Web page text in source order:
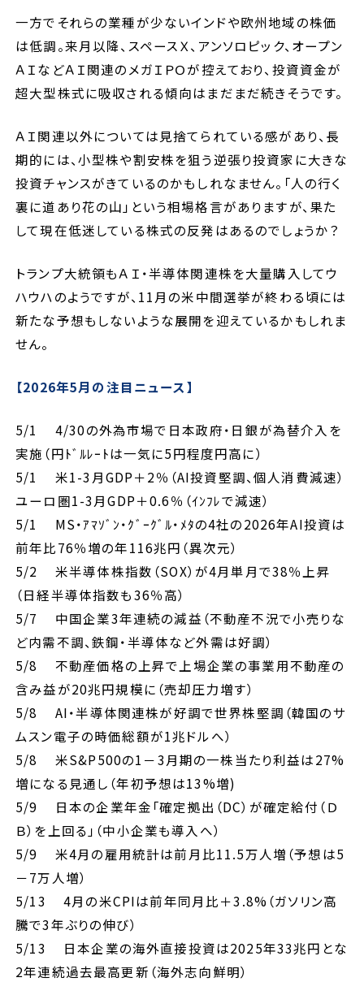
一方でそれらの業種が少ないインドや欧州地域の株価
は低調。来月以降、スペースＸ、アンソロピック、オープン
ＡＩなどＡＩ関連のメガＩＰＯが控えており、投資資金が
超大型株式に吸収される傾向はまだまだ続きそうです。
ＡＩ関連以外については見捨てられている感があり、長
期的には、小型株や割安株を狙う逆張り投資家に大きな
投資チャンスがきているのかもしれなません。「人の行く
裏に道あり花の山」という相場格言がありますが、果た
して現在低迷している株式の反発はあるのでしょうか？
トランプ大統領もＡＩ・半導体関連株を大量購入してウ
ハウハのようですが、11月の米中間選挙が終わる頃には
新たな予想もしないような展開を迎えているかもしれま
せん。
【2026年5月の注目ニュース】
5/1 4/30の外為市場で日本政府・日銀が為替介入を
実施（円ﾄﾞﾙﾚｰﾄは一気に5円程度円高に）
5/1 米1-3月GDP＋2％（AI投資堅調、個人消費減速）
ユーロ圏1-3月GDP＋0.6％（ｲﾝﾌﾚで減速）
5/1 MS・ｱﾏｿﾞﾝ・ｸﾞｰｸﾞﾙ・ﾒﾀの4社の2026年AI投資は
前年比76％増の年116兆円（異次元）
5/2 米半導体株指数（SOX）が4月単月で38％上昇
（日経半導体指数も36％高）
5/7 中国企業3年連続の減益（不動産不況で小売りな
ど内需不調、鉄鋼・半導体など外需は好調）
5/8 不動産価格の上昇で上場企業の事業用不動産の
含み益が20兆円規模に（売却圧力増す）
5/8 AI・半導体関連株が好調で世界株堅調（韓国のサ
ムスン電子の時価総額が1兆ドルへ）
5/8 米S&P500の1－3月期の一株当たり利益は27%
増になる見通し（年初予想は13%増)
5/9 日本の企業年金「確定拠出（DC）が確定給付（Ｄ
Ｂ）を上回る」（中小企業も導入へ）
5/9 米4月の雇用統計は前月比11.5万人増（予想は5
－7万人増）
5/13 4月の米CPIは前年同月比＋3.8%（ガソリン高
騰で3年ぶりの伸び）
5/13 日本企業の海外直接投資は2025年33兆円とな
2年連続過去最高更新（海外志向鮮明）